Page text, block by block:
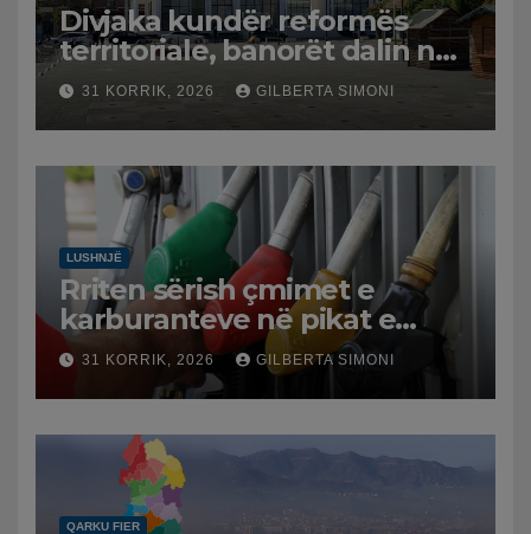
Divjaka kundër reformës
territoriale, banorët dalin në
protestë.
31 KORRIK, 2026 GILBERTA SIMONI
LUSHNJË
Rriten sërish çmimet e
karburanteve në pikat e
karburanteve në Lushnjë.
Tensionet në Lindjen e
Mesme shtrenjtojnë naftën
dhe benzinën në vend
31 KORRIK, 2026 GILBERTA SIMONI
QARKU FIER